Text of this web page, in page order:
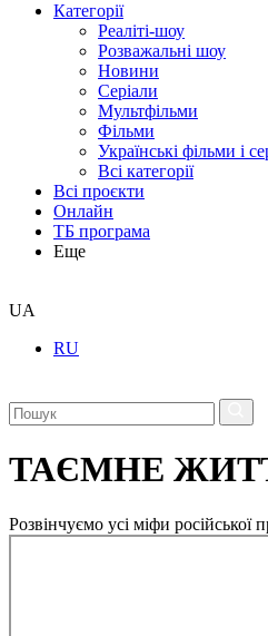
Категорії
Реаліті-шоу
Розважальні шоу
Новини
Серіали
Мультфільми
Фільми
Українські фільми і
Всі категорії
Всі проєкти
Онлайн
ТБ програма
Еще
UA
RU
ТАЄМНЕ
Розвінчуємо усі міфи